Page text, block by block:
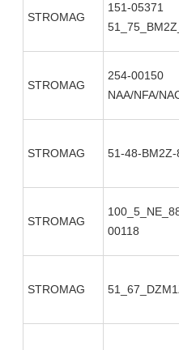
STROMAG
151-05371
STROMAG
254-00150
NAA/NFA/
STROMAG 51-48-BM2Z-
STROMAG
00118
STROMAG